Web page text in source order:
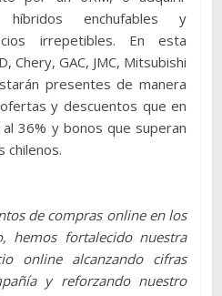
híbridos enchufables y
irrepetibles. En esta
Chery, GAC, JMC, Mitsubishi
presentes de manera
y descuentos que en
36% y bonos que superan
chilenos.
de compras online en los
hemos fortalecido nuestra
online alcanzando cifras
y reforzando nuestro